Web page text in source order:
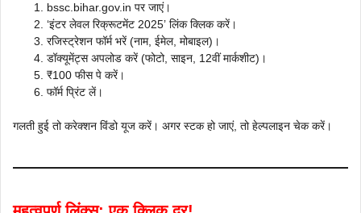
bssc.bihar.gov.in पर जाएं।
‘इंटर लेवल रिक्रूटमेंट 2025’ लिंक क्लिक करें।
रजिस्ट्रेशन फॉर्म भरें (नाम, ईमेल, मोबाइल)।
डॉक्यूमेंट्स अपलोड करें (फोटो, साइन, 12वीं मार्कशीट)।
₹100 फीस पे करें।
फॉर्म प्रिंट लें।
गलती हुई तो करेक्शन विंडो यूज करें। अगर स्टक हो जाएं, तो हेल्पलाइन चेक करें।